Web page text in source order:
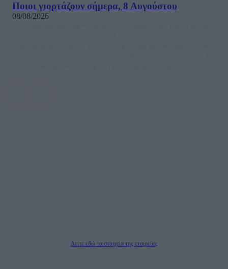
Ποιοι γιορτάζουν σήμερα, 8 Αυγούστου
08/08/2026
Δείτε εδώ τα στοιχεία της εταιρείας